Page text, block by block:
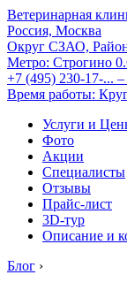
Ветеринарная
Россия, Москва
Округ СЗАО,
Метро: Строгино
+7 (495) 230-17-... –
Время работы:
Услуги и
Фото
Акции
Специалисты
Отзывы
Прайс-лист
3D-тур
Описание и
Блог ›